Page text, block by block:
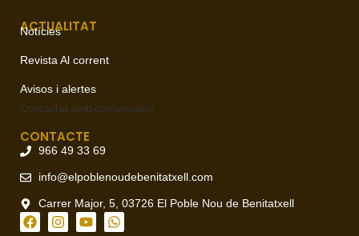
ACTUALITAT
Notícies
Revista Al corrent
Avisos i alertes
Contactar amb comunicació
CONTACTE
966 49 33 69
info@elpoblenoudebenitatxell.com
Carrer Major, 5, 03726 El Poble Nou de Benitatxell